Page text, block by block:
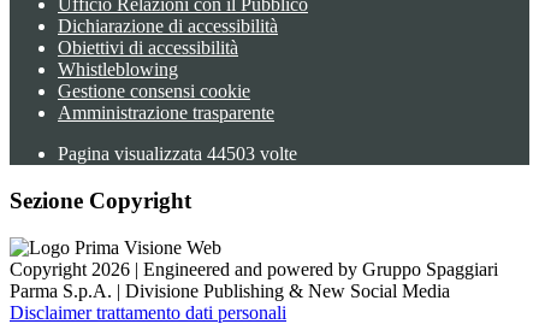
Ufficio Relazioni con il Pubblico
Dichiarazione di accessibilità
Obiettivi di accessibilità
Whistleblowing
Gestione consensi cookie
Amministrazione trasparente
Pagina visualizzata 44503 volte
Sezione Copyright
Copyright 2026 | Engineered and powered by Gruppo Spaggiari
Parma S.p.A. | Divisione Publishing & New Social Media
Disclaimer trattamento dati personali